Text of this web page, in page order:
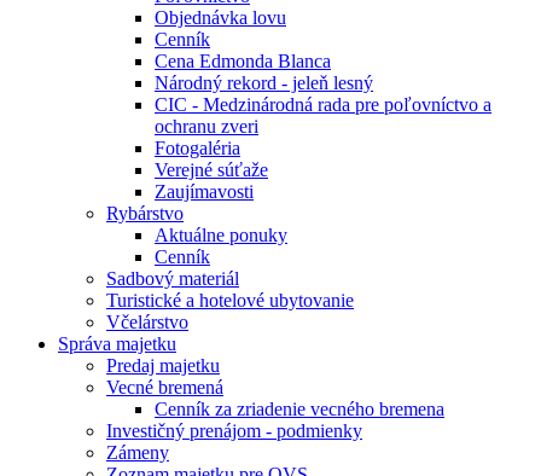
Objednávka lovu
Cenník
Cena Edmonda Blanca
Národný rekord - jeleň lesný
CIC - Medzinárodná rada pre poľovníctvo a
ochranu zveri
Fotogaléria
Verejné súťaže
Zaujímavosti
Rybárstvo
Aktuálne ponuky
Cenník
Sadbový materiál
Turistické a hotelové ubytovanie
Včelárstvo
Správa majetku
Predaj majetku
Vecné bremená
Cenník za zriadenie vecného bremena
Investičný prenájom - podmienky
Zámeny